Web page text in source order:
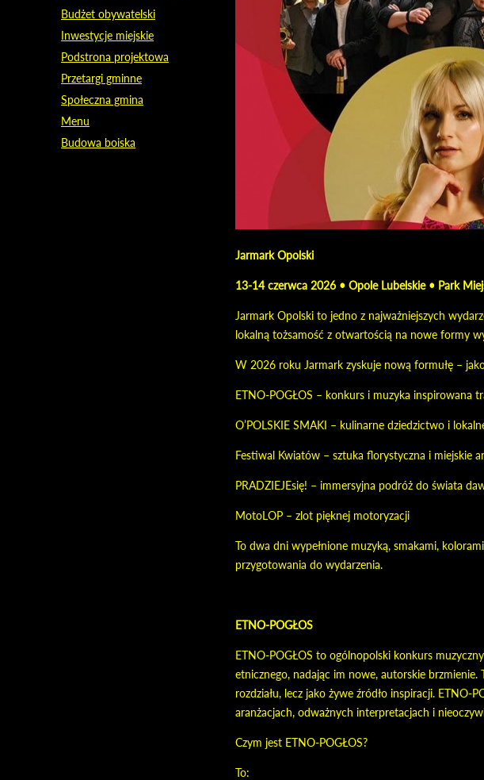
Budżet obywatelski
Inwestycje miejskie
Podstrona projektowa
Przetargi gminne
Społeczna gmina
Menu
Budowa boiska
Jarmark Opolski
13-14 czerwca 2026 • Opole Lubelskie • Park
Jarmark Opolski to jedno z najważniejszych
lokalną tożsamość z otwartością na nowe formy
W 2026 roku Jarmark zyskuje nową formułę –
ETNO-POGŁOS – konkurs i muzyka inspirowana
O’POLSKIE SMAKI – kulinarne dziedzictwo i
Festiwal Kwiatów – sztuka florystyczna i miejskie
PRADZIEJEsię! – immersyjna podróż do świata
MotoLOP – zlot pięknej motoryzacji
To dwa dni wypełnione muzyką, smakami,
przygotowania do wydarzenia.
ETNO-POGŁOS
ETNO-POGŁOS to ogólnopolski konkurs
etnicznego, nadając im nowe, autorskie
rozdziału, lecz jako żywe źródło inspiracji.
aranżacjach, odważnych interpretacjach i
Czym jest ETNO-POGŁOS?
To: